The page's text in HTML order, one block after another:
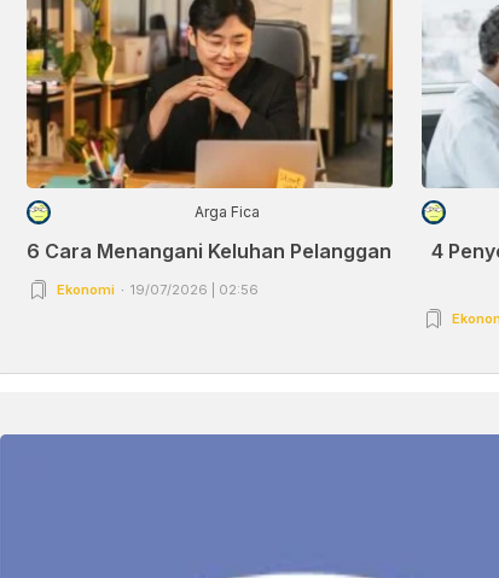
Arga Fica
6 Cara Menangani Keluhan Pelanggan
Ekonomi 19/07/2026 | 02:56
4